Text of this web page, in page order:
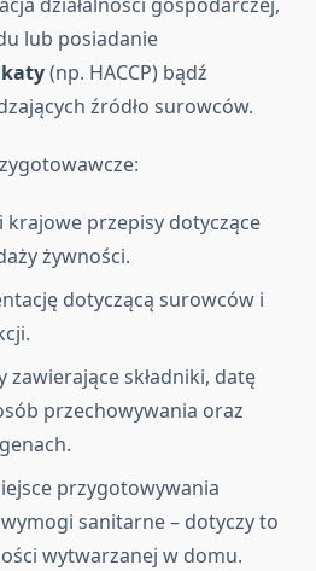
lub posiadanie
(np. HACCP) bądź
źródło surowców.
krajowe przepisy dotyczące
żywności.
dotyczącą surowców i
zawierające składniki, datę
przechowywania oraz
przygotowywania
sanitarne – dotyczy to
wytwarzanej w domu.